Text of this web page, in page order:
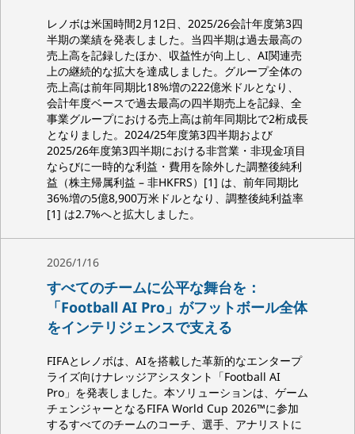
レノボは米国時間2月12日、2025/26会計年度第3四
半期の業績を発表しました。当四半期は過去最高の
売上高を記録したほか、収益性が向上し、AI関連売
上の継続的な拡大を達成しました。グループ全体の
売上高は前年同期比18%増の222億米ドルとなり、
会計年度ベースで過去最高の四半期売上を記録、全
事業グループにおける売上高は前年同期比で2桁成長
となりました。2024/25年度第3四半期および
2025/26年度第3四半期における非営業・非現金項目
ならびに一時的な利益・費用を除外した調整後純利
益（株主帰属利益 – 非HKFRS）[1] は、前年同期比
36%増の5億8,900万米ドルとなり、調整後純利益率
[1] は2.7%へと拡大しました。
2026/1/16
すべてのチームに公平な舞台を：
「Football AI Pro」がフットボール全体
をインテリジェンスで支える
FIFAとレノボは、AIを搭載した革新的なエンタープ
ライズ向けナレッジアシスタント「Football AI
Pro」を発表しました。本ソリューションは、ゲーム
チェンジャーとなるFIFA World Cup 2026™に参加
するすべてのチームのコーチ、選手、アナリストに